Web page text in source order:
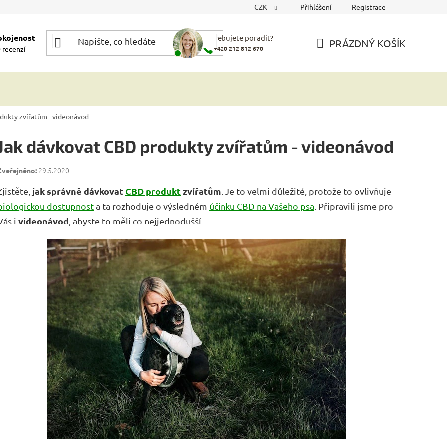
CZK Přihlášení Registrace
recenzí
Potřebujete poradit?
+420 212 812 670 PRÁZDNÝ KOŠÍK
zvířatům - videonávod
dávkovat CBD produkty zvířatům - videonávod
29.5.2020
jak správně dávkovat CBD produktzvířatům . Je to velmi důležité, protože to ovlivňuje
dostupnosta ta rozhoduje o výsledném účinku CBD na Vašeho psa . Připravili jsme pro
i videonávod , abyste to měli co nejjednodušší.